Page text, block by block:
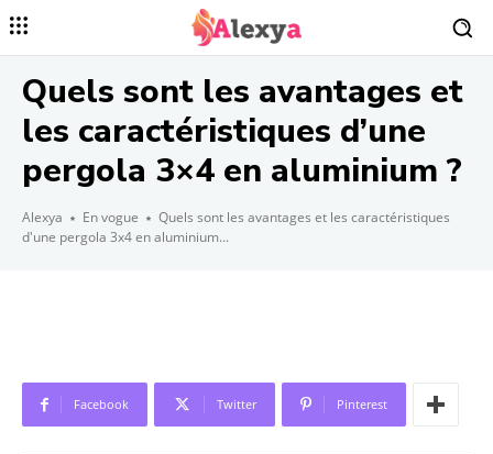
Quels sont les avantages et
les caractéristiques d’une
pergola 3×4 en aluminium ?
Alexya En vogue
Quels sont les avantages et les caractéristiques
d'une pergola 3x4 en aluminium...
Facebook Twitter Pinterest